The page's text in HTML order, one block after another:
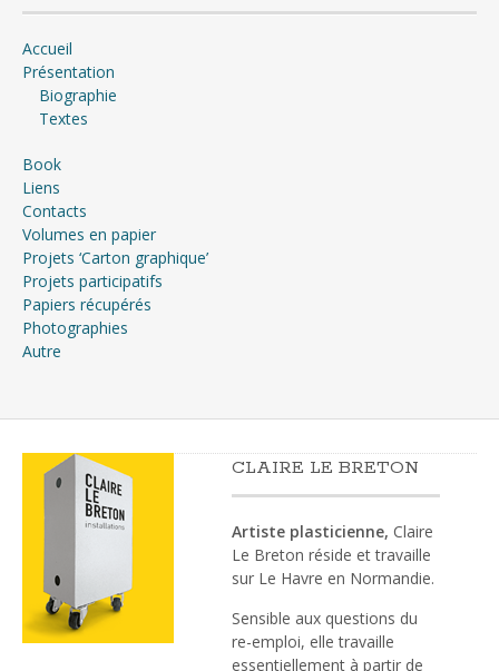
Accueil
Présentation
Biographie
Textes
Book
Liens
Contacts
Volumes en papier
Projets ‘Carton graphique’
Projets participatifs
Papiers récupérés
Photographies
Autre
CLAIRE LE BRETON
Artiste plasticienne, Claire
Le Breton réside et travaille
sur Le Havre en Normandie.
Sensible aux questions du
re-emploi, elle travaille
essentiellement à partir de